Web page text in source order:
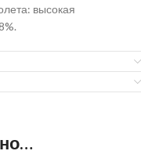
высокая